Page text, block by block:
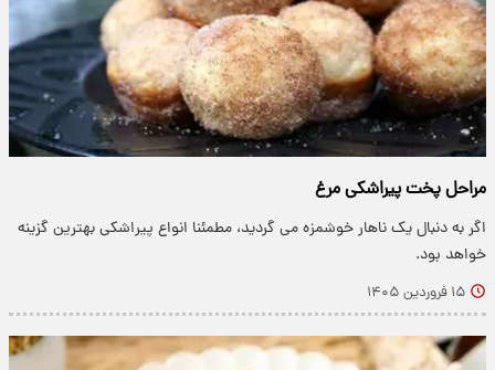
مراحل پخت پیراشکی مرغ
اگر به دنبال یک ناهار خوشمزه می گردید، مطمئنا انواع پیراشکی بهترین گزینه
خواهد بود.
۱۵ فروردین ۱۴۰۵